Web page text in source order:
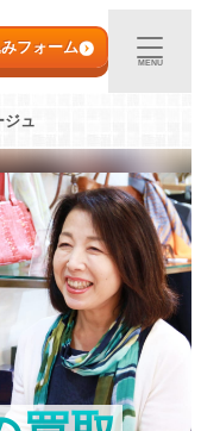
フォーム
MENU
ジュ